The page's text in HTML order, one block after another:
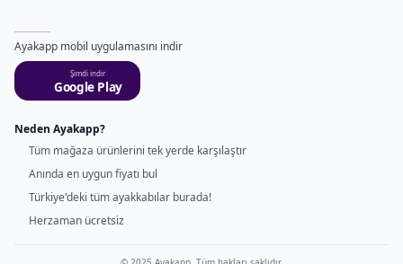
Ayakapp mobil uygulamasını indir
Şimdi indir
Google Play
Neden Ayakapp?
Tüm mağaza ürünlerini tek yerde karşılaştır
Anında en uygun fiyatı bul
Türkiye'deki tüm ayakkabılar burada!
Herzaman ücretsiz